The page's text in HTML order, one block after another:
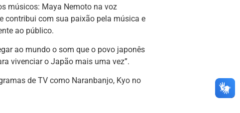
músicos: Maya Nemoto na voz
contribui com sua paixão pela música e
ao público.
ao mundo o som que o povo japonês
vivenciar o Japão mais uma vez”.
de TV como Naranbanjo, Kyo no